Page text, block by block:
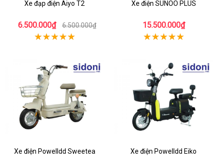
Xe đạp điện Aiyo T2
6.500.000₫ 6.500.000₫
Xe điện SUNOO PLUS
15.500.000₫
Xe điện Powelldd Sweetea Xe điện Powelldd Eiko